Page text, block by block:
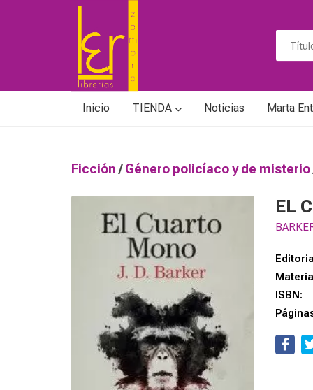
Inicio TIENDA Noticias Marta
Ficción /Género policíaco y de misterio
EL
Materia
ISBN: